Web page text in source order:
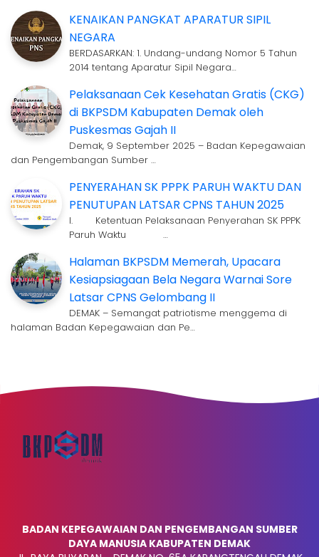
KENAIKAN PANGKAT APARATUR SIPIL
NEGARA
BERDASARKAN: 1. Undang-undang Nomor 5 Tahun
2014 tentang Aparatur Sipil Negara…
Pelaksanaan Cek Kesehatan Gratis (CKG)
di BKPSDM Kabupaten Demak oleh
Puskesmas Gajah II
Demak, 9 September 2025 – Badan Kepegawaian
dan Pengembangan Sumber …
PENYERAHAN SK PPPK PARUH WAKTU DAN
PENUTUPAN LATSAR CPNS TAHUN 2025
I. Ketentuan Pelaksanaan Penyerahan SK PPPK
Paruh Waktu …
Halaman BKPSDM Memerah, Upacara
Kesiapsiagaan Bela Negara Warnai Sore
Latsar CPNS Gelombang II
DEMAK – Semangat patriotisme menggema di
halaman Badan Kepegawaian dan Pe…
BADAN KEPEGAWAIAN DAN PENGEMBANGAN SUMBER
DAYA MANUSIA KABUPATEN DEMAK